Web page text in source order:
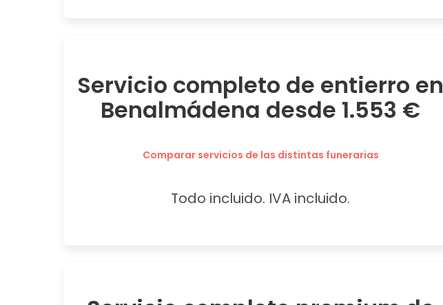
Servicio completo de entierro en
Benalmádena desde 1.553 €
Comparar servicios de las distintas funerarias
Todo incluido. IVA incluido.